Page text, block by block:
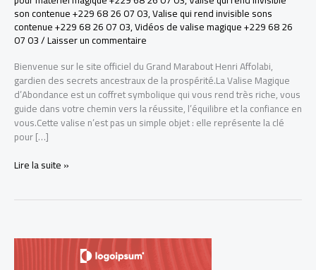
son contenue +229 68 26 07 03,Valise qui rend invisible sons
contenue +229 68 26 07 03,Vidéos de valise magique +229 68 26
07 03/Laisser un commentaire
Bienvenue sur le site officiel du Grand Marabout Henri Affolabi,
gardien des secrets ancestraux de la prospérité.La Valise Magique
d’Abondance est un coffret symbolique qui vous rend très riche, vous
guide dans votre chemin vers la réussite, l’équilibre et la confiance en
vous.Cette valise n’est pas un simple objet : elle représente la clé
pour […]
LA
DEVENIR
Lire la suite »